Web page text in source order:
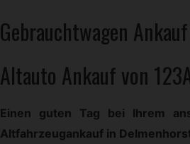
Gebrauchtwagen
Altauto Ankauf von
Einen guten Tag bei Ihrem
Altfahrzeugankauf in